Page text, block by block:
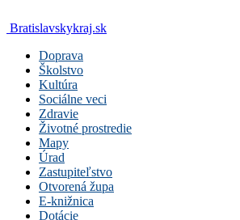
Bratislavskykraj.sk
Doprava
Školstvo
Kultúra
Sociálne veci
Zdravie
Životné prostredie
Mapy
Úrad
Zastupiteľstvo
Otvorená župa
E-knižnica
Dotácie